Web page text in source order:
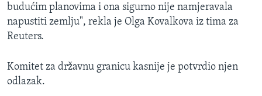
budućim planovima i ona sigurno nije namjeravala
napustiti zemlju", rekla je Olga Kovalkova iz tima za
Reuters.
Komitet za državnu granicu kasnije je potvrdio njen
odlazak.